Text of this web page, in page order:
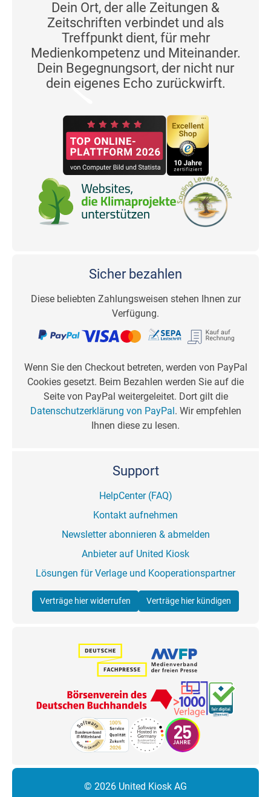
Dein Ort, der alle Zeitungen &
Zeitschriften verbindet und als
Treffpunkt dient, für mehr
Medienkompetenz und Miteinander.
Dein Begegnungsort, der nicht nur
dein eigenes Echo zurückwirft.
Sicher bezahlen
Diese beliebten Zahlungsweisen stehen Ihnen zur
Verfügung.
Wenn Sie den Checkout betreten, werden von PayPal
Cookies gesetzt. Beim Bezahlen werden Sie auf die
Seite von PayPal weitergeleitet. Dort gilt die
Datenschutzerklärung von PayPal . Wir empfehlen
Ihnen diese zu lesen.
Support
HelpCenter (FAQ)
Kontakt aufnehmen
Newsletter abonnieren & abmelden
Anbieter auf United Kiosk
Lösungen für Verlage und Kooperationspartner
Verträge hier widerrufen Verträge hier kündigen
© 2026 United Kiosk AG